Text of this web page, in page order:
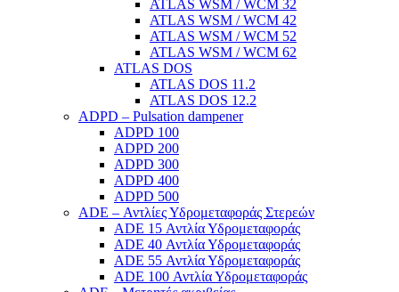
ATLAS WSM / WCM 32
ATLAS WSM / WCM 42
ATLAS WSM / WCM 52
ATLAS WSM / WCM 62
ATLAS DOS
ATLAS DOS 11.2
ATLAS DOS 12.2
ADPD – Pulsation dampener
ADPD 100
ADPD 200
ADPD 300
ADPD 400
ADPD 500
ADE – Αντλίες Υδρομεταφοράς Στερεών
ADE 15 Αντλία Υδρομεταφοράς
ADE 40 Αντλία Υδρομεταφοράς
ADE 55 Αντλία Υδρομεταφοράς
ADE 100 Αντλία Υδρομεταφοράς